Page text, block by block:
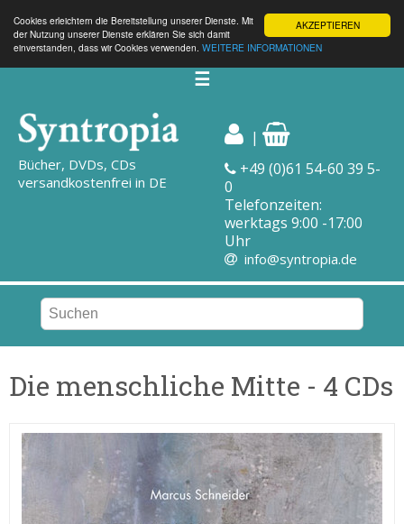
AKZEPTIEREN
Cookies erleichtern die Bereitstellung unserer Dienste. Mit
der Nutzung unserer Dienste erklären Sie sich damit
einverstanden, dass wir Cookies verwenden. WEITERE INFORMATIONEN
☰
Bücher, DVDs, CDs
versandkostenfrei in DE
|
+49 (0)61 54-60 39 5-
0
Telefonzeiten:
werktags 9:00 -17:00
Uhr
info@syntropia.de
Die menschliche Mitte - 4 CDs